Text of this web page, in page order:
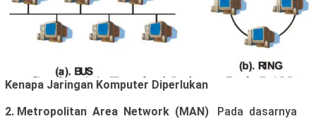
Kenapa Jaringan Komputer Diperlukan
2. Metropolitan Area Network (MAN)
Pada dasarnya